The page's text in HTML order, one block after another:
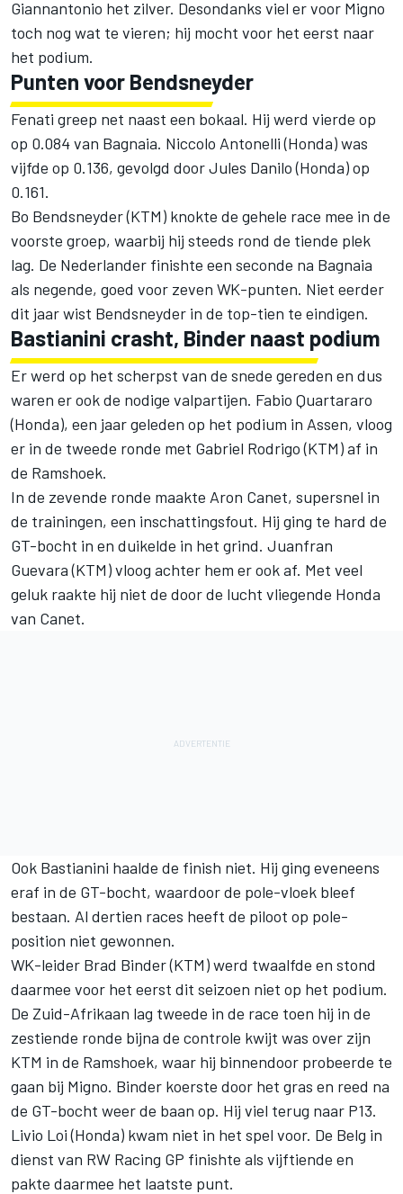
Giannantonio het zilver. Desondanks viel er voor Migno
toch nog wat te vieren; hij mocht voor het eerst naar
het podium.
Punten voor Bendsneyder
Fenati greep net naast een bokaal. Hij werd vierde op
op 0.084 van Bagnaia. Niccolo Antonelli (Honda) was
vijfde op 0.136, gevolgd door Jules Danilo (Honda) op
0.161.
Bo Bendsneyder (KTM) knokte de gehele race mee in de
voorste groep, waarbij hij steeds rond de tiende plek
lag. De Nederlander finishte een seconde na Bagnaia
als negende, goed voor zeven WK-punten. Niet eerder
dit jaar wist Bendsneyder in de top-tien te eindigen.
Bastianini crasht, Binder naast podium
Er werd op het scherpst van de snede gereden en dus
waren er ook de nodige valpartijen. Fabio Quartararo
(Honda), een jaar geleden op het podium in Assen, vloog
er in de tweede ronde met Gabriel Rodrigo (KTM) af in
de Ramshoek.
In de zevende ronde maakte Aron Canet, supersnel in
de trainingen, een inschattingsfout. Hij ging te hard de
GT-bocht in en duikelde in het grind. Juanfran
Guevara (KTM) vloog achter hem er ook af. Met veel
geluk raakte hij niet de door de lucht vliegende Honda
van Canet.
Ook Bastianini haalde de finish niet. Hij ging eveneens
eraf in de GT-bocht, waardoor de pole-vloek bleef
bestaan. Al dertien races heeft de piloot op pole-
position niet gewonnen.
WK-leider Brad Binder (KTM) werd twaalfde en stond
daarmee voor het eerst dit seizoen niet op het podium.
De Zuid-Afrikaan lag tweede in de race toen hij in de
zestiende ronde bijna de controle kwijt was over zijn
KTM in de Ramshoek, waar hij binnendoor probeerde te
gaan bij Migno. Binder koerste door het gras en reed na
de GT-bocht weer de baan op. Hij viel terug naar P13.
Livio Loi (Honda) kwam niet in het spel voor. De Belg in
dienst van RW Racing GP finishte als vijftiende en
pakte daarmee het laatste punt.